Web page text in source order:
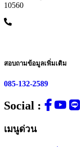
10560
สอบถามข้อมูลเพิ่มเติม
085-132-2589
Social :
เมนูด่วน